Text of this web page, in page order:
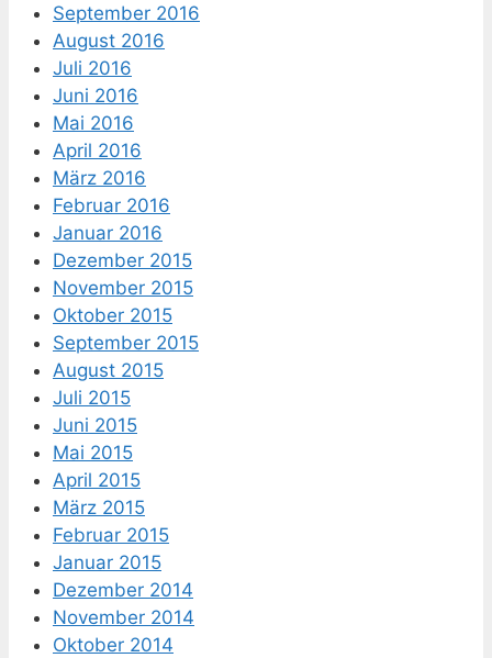
September 2016
August 2016
Juli 2016
Juni 2016
Mai 2016
April 2016
März 2016
Februar 2016
Januar 2016
Dezember 2015
November 2015
Oktober 2015
September 2015
August 2015
Juli 2015
Juni 2015
Mai 2015
April 2015
März 2015
Februar 2015
Januar 2015
Dezember 2014
November 2014
Oktober 2014